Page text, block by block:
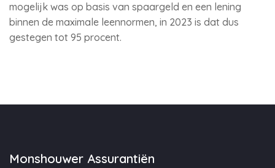
mogelijk was op basis van spaargeld en een lening
binnen de maximale leennormen, in 2023 is dat dus
gestegen tot 95 procent.
Monshouwer Assurantiën